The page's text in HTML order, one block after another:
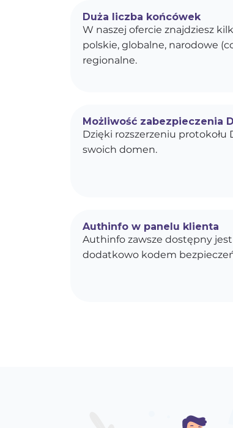
Duża liczba końcówek
W naszej ofercie znajdziesz
polskie, globalne, narodowe
regionalne.
Możliwość zabezpieczenia
Dzięki rozszerzeniu
swoich domen.
Authinfo w panelu klienta
Authinfo zawsze dostępny
dodatkowo kodem